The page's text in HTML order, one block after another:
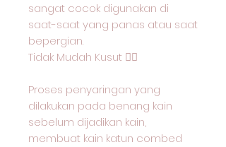
sangat cocok digunakan di
saat-saat yang panas atau saat
bepergian.
Tidak Mudah Kusut 🙅‍♂️
Proses penyaringan yang
dilakukan pada benang kain
sebelum dijadikan kain,
membuat kain katun combed